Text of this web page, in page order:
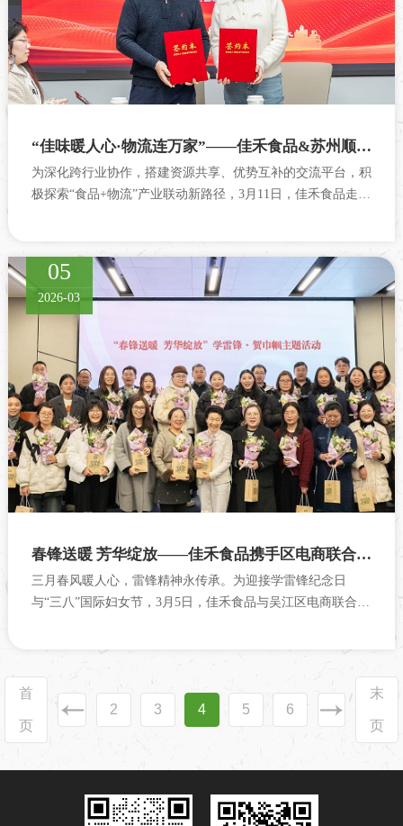
“佳味暖人心·物流连万家”——佳禾食品&苏州顺丰速运工会共建交流活动圆满举行
为深化跨行业协作，搭建资源共享、优势互补的交流平台，积
极探索“食品+物流”产业联动新路径，3月11日，佳禾食品走进
05
2026-03
春锋送暖 芳华绽放——佳禾食品携手区电商联合党支部开展学雷锋·贺巾帼主题活动
三月春风暖人心，雷锋精神永传承。为迎接学雷锋纪念日
与“三八”国际妇女节，3月5日，佳禾食品与吴江区电商联合党
首
页
2 3 4 5 6
末
页